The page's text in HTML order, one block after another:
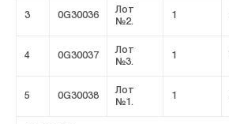
3 0G30036
Лот
№2.
1
4 0G30037
Лот
№3.
1
5 0G30038
Лот
№1.
1